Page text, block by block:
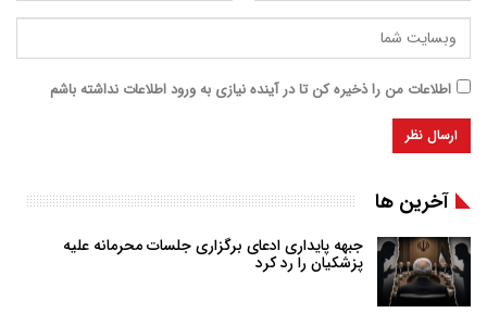
اطلاعات من را ذخیره کن تا در آینده نیازی به ورود اطلاعات نداشته باشم
آخرین ها
جبهه پایداری ادعای برگزاری جلسات محرمانه علیه
پزشکیان را رد کرد